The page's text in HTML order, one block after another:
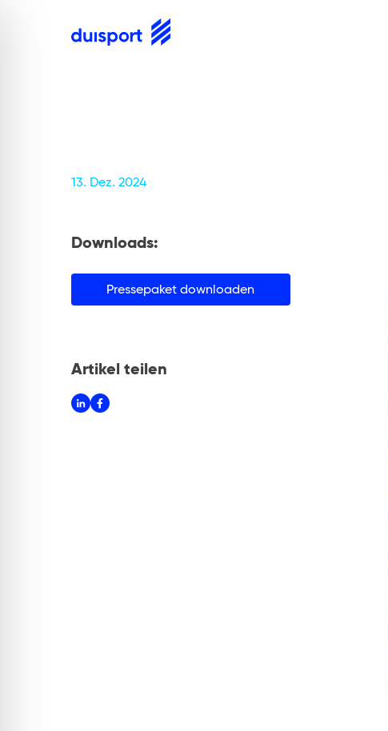
13. Dez. 2024
Downloads:
Pressepaket downloaden
Artikel teilen